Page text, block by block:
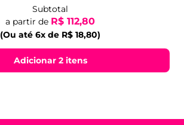
Subtotal
a partir de R$ 112,80
(Ou até 6x de R$ 18,80)
Adicionar 2 itens